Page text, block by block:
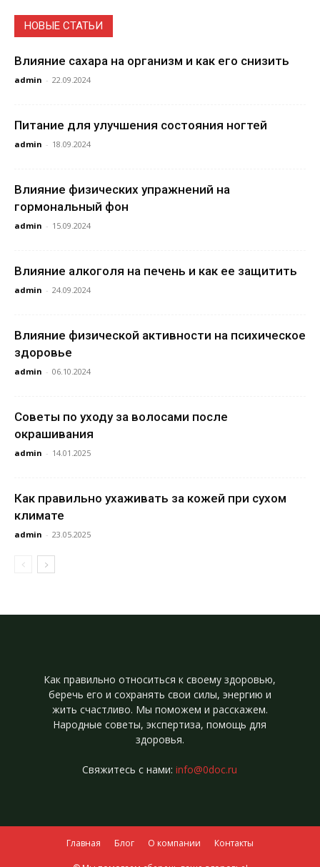
НОВЫЕ СТАТЬИ
Влияние сахара на организм и как его снизить
admin - 22.09.2024
Питание для улучшения состояния ногтей
admin - 18.09.2024
Влияние физических упражнений на
гормональный фон
admin - 15.09.2024
Влияние алкоголя на печень и как ее защитить
admin - 24.09.2024
Влияние физической активности на психическое
здоровье
admin - 06.10.2024
Советы по уходу за волосами после
окрашивания
admin - 14.01.2025
Как правильно ухаживать за кожей при сухом
климате
admin - 23.05.2025
Как правильно относиться к своему здоровью,
беречь его и сохранять свои силы, энергию и
жить счастливо. Мы поможем и расскажем.
Народные советы, экспертиза, помощь для
здоровья.
Свяжитесь с нами:info@0doc.ru
Главная Блог О компании Контакты